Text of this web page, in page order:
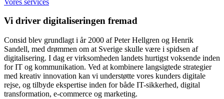
Vi driver digitaliseringen fremad
Consid blev grundlagt i år 2000 af Peter Hellgren og Henrik
Sandell, med drømmen om at Sverige skulle være i spidsen af
digitalisering. I dag er virksomheden landets hurtigst voksende inden
for IT og kommunikation. Ved at kombinere langsigtede strategier
med kreativ innovation kan vi understøtte vores kunders digitale
rejse, og tilbyde ekspertise inden for både IT-sikkerhed, digital
transformation, e-commerce og marketing.